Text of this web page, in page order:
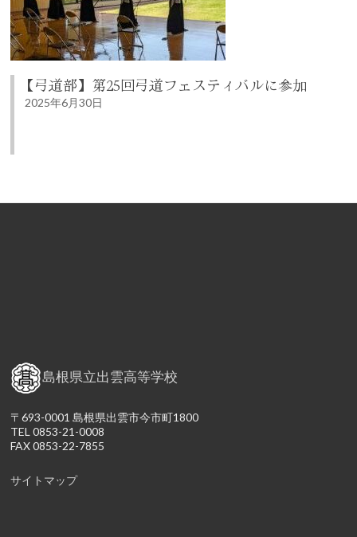
【弓道部】第25回弓道フェスティバルに参加
2025年6月30日
島根県立出雲高等学校
〒693-0001 島根県出雲市今市町1800
TEL 0853-21-0008
FAX 0853-22-7855
サイトマップ